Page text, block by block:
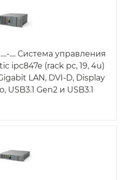
.... Система управления
ipc847e (rack pc, 19, 4u)
LAN, DVI-D, Display
USB3.1 Gen2 и USB3.1